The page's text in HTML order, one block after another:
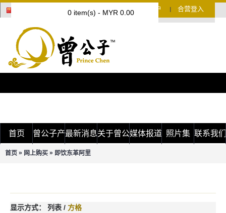
0 item(s) - MYR 0.00
会员登入 Ι 免费开户 合营登入
首页 曾公子产品最新消息关于曾公子媒体报道 照片集 联系我们
首页 » 网上购买 » 即饮东革阿里
显示方式： 列表 / 方格